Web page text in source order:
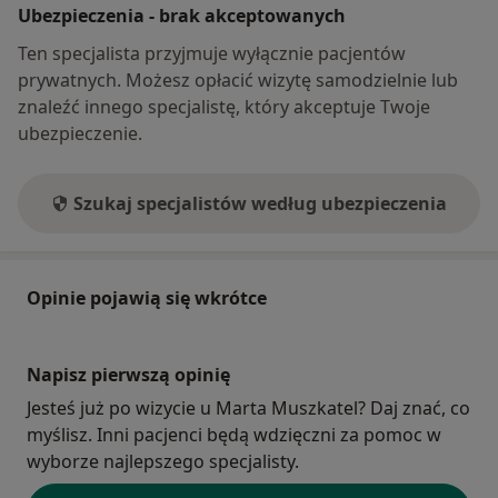
Ubezpieczenia - brak akceptowanych
Ten specjalista przyjmuje wyłącznie pacjentów
prywatnych. Możesz opłacić wizytę samodzielnie lub
znaleźć innego specjalistę, który akceptuje Twoje
ubezpieczenie.
Szukaj specjalistów według ubezpieczenia
Opinie pojawią się wkrótce
Napisz pierwszą opinię
Jesteś już po wizycie u Marta Muszkatel? Daj znać, co
myślisz. Inni pacjenci będą wdzięczni za pomoc w
wyborze najlepszego specjalisty.